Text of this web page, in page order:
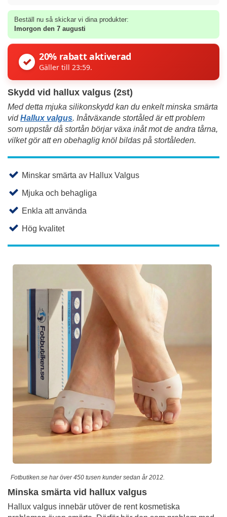
Beställ nu så skickar vi dina produkter:
Imorgon den 7 augusti
✓ 20% rabatt aktiverad
Gäller till 23:59.
Skydd vid hallux valgus (2st)
Med detta mjuka silikonskydd kan du enkelt minska smärta
vidHallux valgus. Inåtväxande stortåled är ett problem
som uppstår då stortån börjar växa inåt mot de andra tårna,
vilket gör att en obehaglig knöl bildas på stortåleden.
Minskar smärta av Hallux Valgus
Mjuka och behagliga
Enkla att använda
Hög kvalitet
Fotbutiken.se har över 450 tusen kunder sedan år 2012.
Minska smärta vid hallux valgus
Hallux valgus innebär utöver de rent kosmetiska